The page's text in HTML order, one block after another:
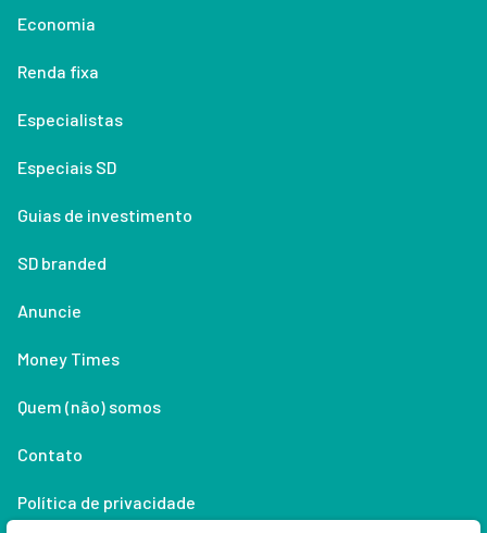
Economia
Renda fixa
Especialistas
Especiais SD
Guias de investimento
SD branded
Anuncie
Money Times
Quem (não) somos
Contato
Política de privacidade